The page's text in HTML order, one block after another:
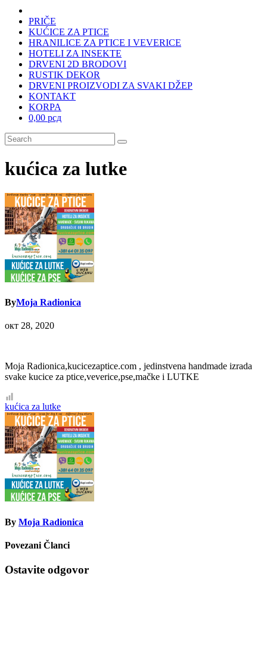
PRIČE
KUĆICE ZA PTICE
HRANILICE ZA PTICE I VEVERICE
HOTELI ZA INSEKTE
DRVENI 2D BRODOVI
RUSTIK DEKOR
DRVENI PROIZVODI ZA SVAKI DŽEP
KONTAKT
KORPA
0,00 рсд
kućica za lutke
ByMoja Radionica
окт 28, 2020
Moja Radionica,kucicezaptice.com , jedinstvena handmade izrada
svake kucice za ptice,veverice,pse,mačke i LUTKE
Кретање
чланка
kućica za lutke
By Moja Radionica
Povezani Članci
Ostavite odgovor